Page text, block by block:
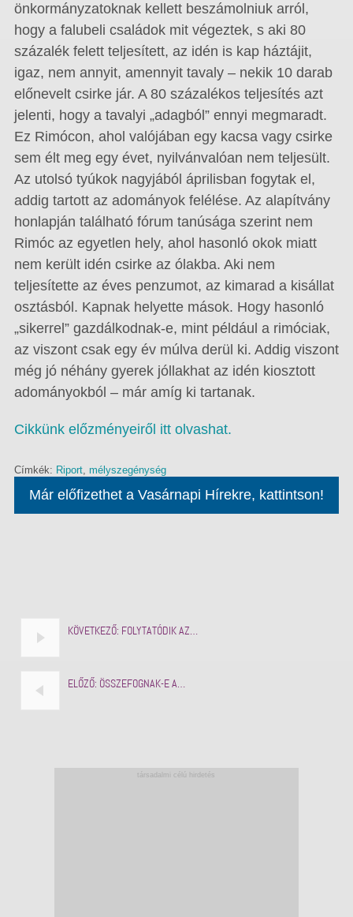
önkormányzatoknak kellett beszámolniuk arról,
hogy a falubeli családok mit végeztek, s aki 80
százalék felett teljesített, az idén is kap háztájit,
igaz, nem annyit, amennyit tavaly – nekik 10 darab
előnevelt csirke jár. A 80 százalékos teljesítés azt
jelenti, hogy a tavalyi „adagból” ennyi megmaradt.
Ez Rimócon, ahol valójában egy kacsa vagy csirke
sem élt meg egy évet, nyilvánvalóan nem teljesült.
Az utolsó tyúkok nagyjából áprilisban fogytak el,
addig tartott az adományok felélése. Az alapítvány
honlapján található fórum tanúsága szerint nem
Rimóc az egyetlen hely, ahol hasonló okok miatt
nem került idén csirke az ólakba. Aki nem
teljesítette az éves penzumot, az kimarad a kisállat
osztásból. Kapnak helyette mások. Hogy hasonló
„sikerrel” gazdálkodnak-e, mint például a rimóciak,
az viszont csak egy év múlva derül ki. Addig viszont
még jó néhány gyerek jóllakhat az idén kiosztott
adományokból – már amíg ki tartanak.
Cikkünk előzményeiről itt olvashat.
Címkék: Riport, mélyszegénység
Már előfizethet a Vasárnapi Hírekre, kattintson!
KÖVETKEZŐ: FOLYTATÓDIK AZ…
ELŐZŐ: ÖSSZEFOGNAK-E A…
társadalmi célú hirdetés